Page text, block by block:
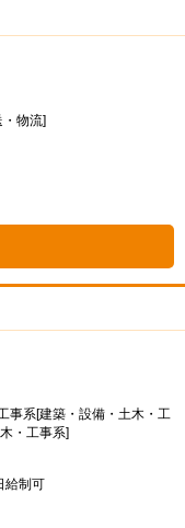
物流]
事系[建築・設備・土木・工
・工事系]
給制可